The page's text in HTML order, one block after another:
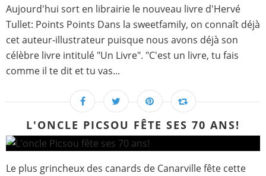
Aujourd'hui sort en librairie le nouveau livre d'Hervé
Tullet: Points Points Dans la sweetfamily, on connaît déjà
cet auteur-illustrateur puisque nous avons déjà son
célèbre livre intitulé "Un Livre". "C'est un livre, tu fais
comme il te dit et tu vas...
L'ONCLE PICSOU FÊTE SES 70 ANS!
Le plus grincheux des canards de Canarville fête cette